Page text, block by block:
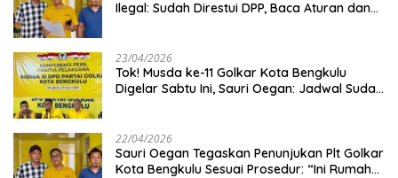
Ilegal: Sudah Direstui DPP, Baca Aturan dan
23/04/2026
‎Tok! Musda ke-11 Golkar Kota Bengkulu
Digelar Sabtu Ini, Sauri Oegan: Jadwal Sudah
22/04/2026
Sauri Oegan Tegaskan Penunjukan Plt Golkar
Kota Bengkulu Sesuai Prosedur: “Ini Rumah